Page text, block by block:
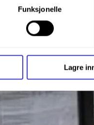
tillatelse til alle disse
formålet, og deretter
informasjonskapsler
Informasjonskapsler
Funksjonelle
Lagre